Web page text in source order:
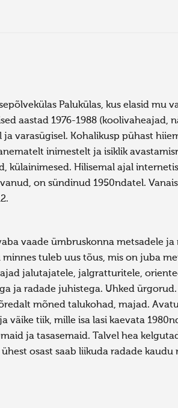
Palukülas, kus elasid mu
aastad 1976-1988 (koolivaheajad,
ja varasügisel. Kohalikusp pühast
inimestelt ja isiklik
külainimesed. Hilisemal ajal
on sündinud 1950ndatel.
vaade ümbruskonna metsadele
tuleb uus tõus, mis on juba
jalutajatele, jalgratturitele,
ja radade juhistega. Uhked
mõned talukohad, majad.
väike tiik, mille isa lasi kaevata
ja tasasemaid. Talvel hea
osast saab liikuda radade kaudu